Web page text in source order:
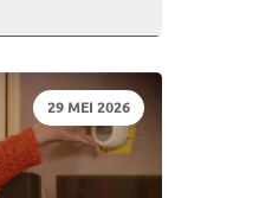
DATUM:
29 MEI 2026